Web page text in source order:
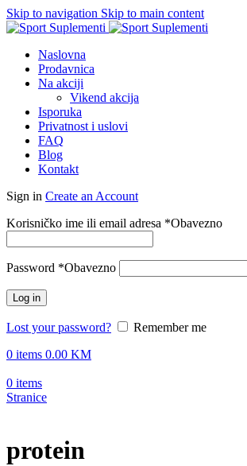
Skip to navigation Skip to main content
Naslovna
Prodavnica
Na akciji
Vikend akcija
Isporuka
Privatnost i uslovi
FAQ
Blog
Kontakt
Sign in Create an Account
Korisničko ime ili email adresa *Obavezno
Password *Obavezno
Log in
Lost your password?
Remember me
0 items 0.00 KM
0 items
Stranice
protein